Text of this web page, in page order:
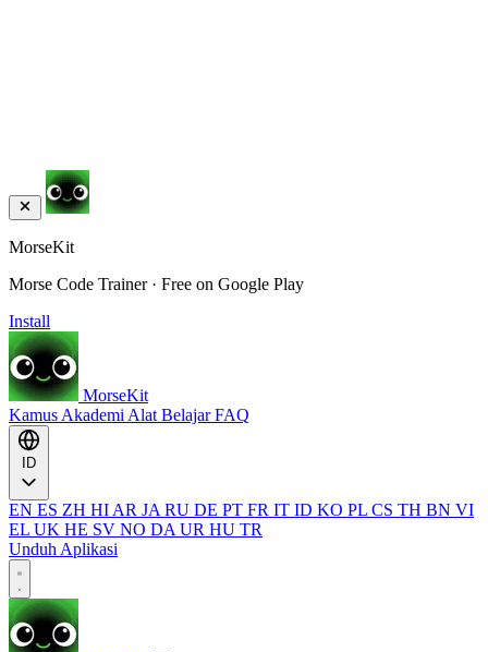
MorseKit
Morse Code Trainer · Free on Google Play
Install
MorseKit
Kamus Akademi Alat BelajarFAQ
EN ES ZH HI AR JA RU DE PT FR IT ID KO PL CS TH BN VI
EL UK HE SV NO DA UR HU TR
Unduh Aplikasi